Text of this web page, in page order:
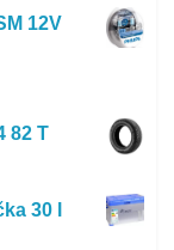
12V
82 T
30 l